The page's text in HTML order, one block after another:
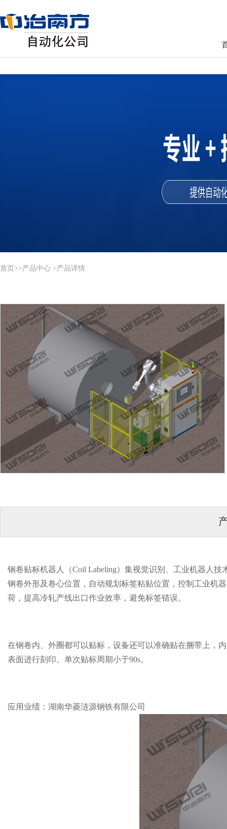
首页 >>产品中心 >产品详情
钢卷贴标机器人（Coil Labeling）集视觉识别、工业机器人
钢卷外形及卷心位置，自动规划标签粘贴位置，控制工业机
荷，提高冷轧产线出口作业效率，避免标签错误。
在钢卷内、外圈都可以贴标，设备还可以准确贴在捆带上，内
表面进行刻印。单次贴标周期小于90s。
应用业绩：湖南华菱涟源钢铁有限公司